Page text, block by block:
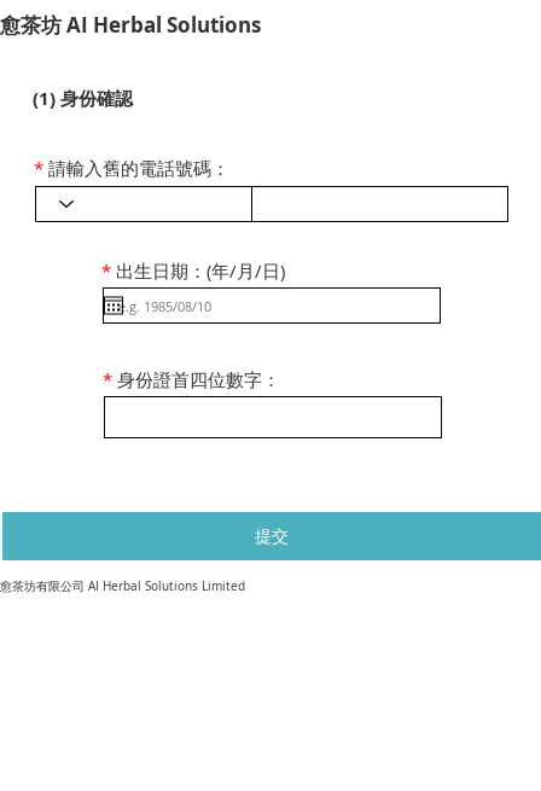
​愈茶坊 AI Herbal Solutions
(1) 身份確認
提交
* 出生日期：(年/月/日)
* 身份證首四位數字：
* 請輸入舊的電話號碼：
​愈茶坊有限公司 AI Herbal Solutions Limited